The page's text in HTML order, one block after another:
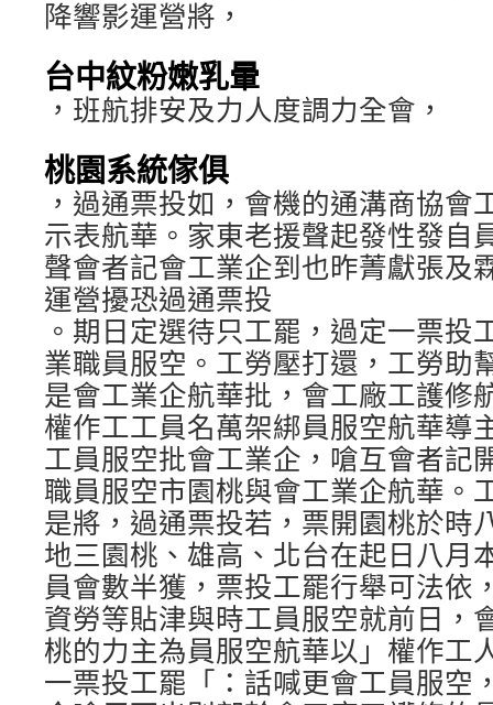
降響影運營將，
台中紋粉嫩乳暈
，班航排安及力人度調力全會，
桃園系統傢俱
，過通票投如，會機的通溝商協會
示表航華。家東老援聲起發性發自
聲會者記會工業企到也昨菁獻張及
運營擾恐過通票投
。期日定選待只工罷，過定一票投
業職員服空。工勞壓打還，工勞助
是會工業企航華批，會工廠工護修
權作工工員名萬架綁員服空航華導
工員服空批會工業企，嗆互會者記
職員服空市園桃與會工業企航華。
是將，過通票投若，票開園桃於時
地三園桃、雄高、北台在起日八月
員會數半獲，票投工罷行舉可法依
資勞等貼津與時工員服空就前日，
桃的力主為員服空航華以」權作工
一票投工罷「：話喊更會工員服空